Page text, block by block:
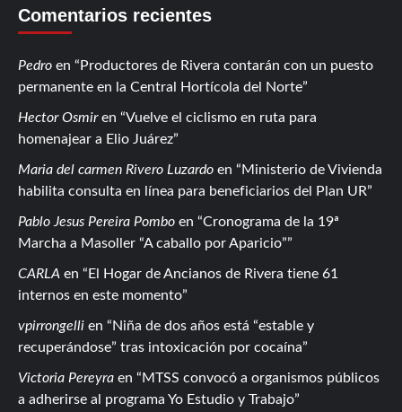
Comentarios recientes
Pedro en
Productores de Rivera contarán con un puesto
permanente en la Central Hortícola del Norte
Hector Osmiren
Vuelve el ciclismo en ruta para
homenajear a Elio Juárez
Maria del carmen Rivero Luzardo en
Ministerio de Vivienda
habilita consulta en línea para beneficiarios del Plan UR
Pablo Jesus Pereira Pombo en
Cronograma de la 19ª
Marcha a Masoller “A caballo por Aparicio”
CARLA en
El Hogar de Ancianos de Rivera tiene 61
internos en este momento
vpirrongelli en
Niña de dos años está “estable y
recuperándose” tras intoxicación por cocaína
Victoria Pereyra en
MTSS convocó a organismos públicos
a adherirse al programa Yo Estudio y Trabajo